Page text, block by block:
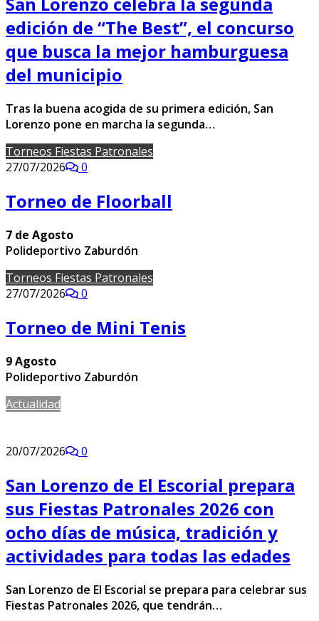
edición de “The Best”, el concurso
que busca la mejor hamburguesa
del municipio
Tras la buena acogida de su primera edición, San
Lorenzo pone en marcha la segunda…
Torneos Fiestas Patronales
27/07/2026
0
Torneo de Floorball
7 de Agosto
Polideportivo Zaburdón
Torneos Fiestas Patronales
27/07/2026
0
Torneo de Mini Tenis
9 Agosto
Polideportivo Zaburdón
Actualidad
20/07/2026 0
San Lorenzo de El Escorial prepara
sus Fiestas Patronales 2026 con
ocho días de música, tradición y
actividades para todas las edades
San Lorenzo de El Escorial se prepara para celebrar sus
Fiestas Patronales 2026, que tendrán…